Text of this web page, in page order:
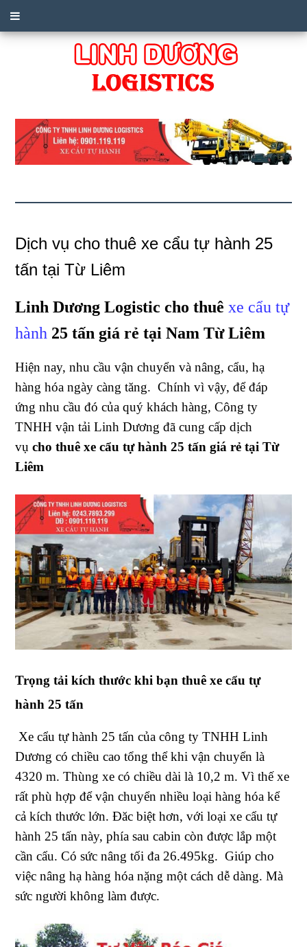
Dịch vụ cho thuê xe cẩu tự hành 25
tấn tại Từ Liêm
Linh Dương Logistic cho thuêxe cẩu tự
hành 25 tấn giá rẻ tại Nam Từ Liêm
Hiện nay, nhu cầu vận chuyển và nâng, cẩu, hạ
hàng hóa ngày càng tăng. Chính vì vậy, để đáp
ứng nhu cầu đó của quý khách hàng, Công ty
TNHH vận tải Linh Dương đã cung cấp dịch
vụcho thuê xe cẩu tự hành 25 tấn giá rẻ tại Từ
Liêm
Trọng tải kích thước khi bạn thuê xe cẩu tự
hành 25 tấn
Xe cẩu tự hành 25 tấn của công ty TNHH Linh
Dương có chiều cao tổng thể khi vận chuyển là
4320 m. Thùng xe có chiều dài là 10,2 m. Vì thế xe
rất phù hợp để vận chuyển nhiều loại hàng hóa kể
cả kích thước lớn. Đăc biệt hơn, với loại xe cẩu tự
hành 25 tấn này, phía sau cabin còn được lắp một
cần cẩu. Có sức nâng tối đa 26.495kg. Giúp cho
việc nâng hạ hàng hóa nặng một cách dễ dàng. Mà
sức người không làm được.